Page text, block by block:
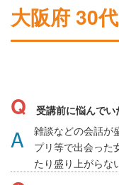
大阪府 30
受講前に悩んでい
雑談などの会話が
プリ等で出会った
たり盛り上がらな